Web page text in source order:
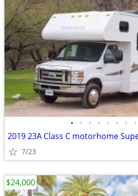
• • • • • • • •
2019 23A Class C motorhome
7/23
$24,000